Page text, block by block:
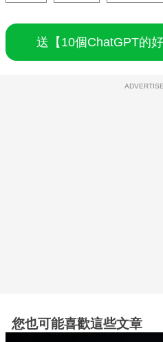
送【10個ChatGPT的
您也可能喜歡這些文章